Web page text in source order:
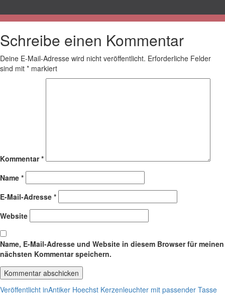
Schreibe einen Kommentar
Deine E-Mail-Adresse wird nicht veröffentlicht. Erforderliche Felder
sind mit * markiert
Kommentar*
Name *
E-Mail-Adresse *
Website
Name, E-Mail-Adresse und Website in diesem Browser für meinen
nächsten Kommentar speichern.
Veröffentlicht inAntiker Hoechst Kerzenleuchter mit passender Tasse